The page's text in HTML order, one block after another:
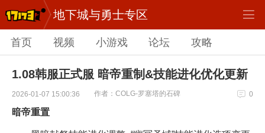
地下城与勇士专区
首页 视频 小游戏 论坛 攻略
1.08韩服正式服 暗帝重制&技能进化优化更新
2026-01-07 15:00:36 作者：COLG-罗塞塔的石碑 0
暗帝重置